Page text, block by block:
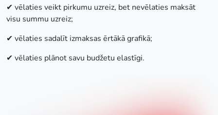
✔ vēlaties veikt pirkumu uzreiz, bet nevēlaties maksāt
visu summu uzreiz;
✔ vēlaties sadalīt izmaksas ērtākā grafikā;
✔ vēlaties plānot savu budžetu elastīgi.